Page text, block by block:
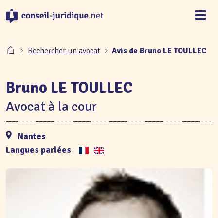
Rechercher un avocat Avis de Bruno LE TOULLEC
Bruno LE TOULLEC
Avocat à la cour
Nantes
Langues parlées